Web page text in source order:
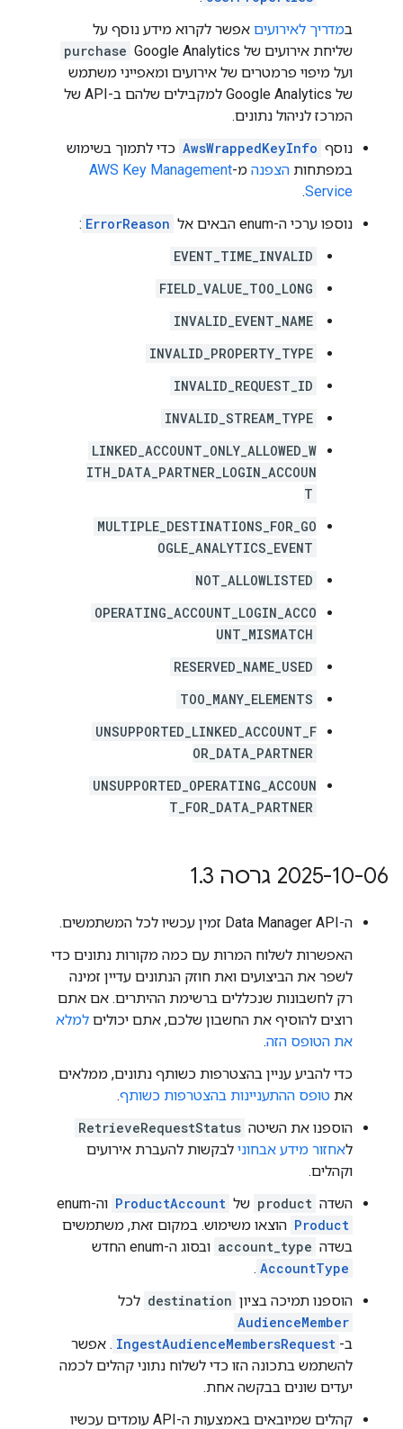
במדריך לאירועים אפשר לקרוא מידע נוסף על
שליחת אירועים של Google Analytics
purchase
ועל מיפוי פרמטרים של אירועים ומאפייני משתמש
של Google Analytics למקבילים שלהם ב-API של
המרכז לניהול נתונים.
נוסף AwsWrappedKeyInfo כדי לתמוך בשימוש
במפתחות הצפנה מ-AWS Key Management
Service
.
נוספו ערכי ה-enum הבאים אל
ErrorReason
:
EVENT_TIME_INVALID
FIELD_VALUE_TOO_LONG
INVALID_EVENT_NAME
INVALID_PROPERTY_TYPE
INVALID_REQUEST_ID
INVALID_STREAM_TYPE
LINKED_ACCOUNT_ONLY_ALLOWED_W
ITH_DATA_PARTNER_LOGIN_ACCOUN
T
MULTIPLE_DESTINATIONS_FOR_GO
OGLE_ANALYTICS_EVENT
NOT_ALLOWLISTED
OPERATING_ACCOUNT_LOGIN_ACCO
UNT_MISMATCH
RESERVED_NAME_USED
TOO_MANY_ELEMENTS
UNSUPPORTED_LINKED_ACCOUNT_F
OR_DATA_PARTNER
UNSUPPORTED_OPERATING_ACCOUN
T_FOR_DATA_PARTNER
‫2025-10-06 גרסה 1 .3
ה-Data Manager API זמין עכשיו לכל המשתמשים.
האפשרות לשלוח המרות עם כמה מקורות נתונים כדי
לשפר את הביצועים ואת חוזק הנתונים עדיין זמינה
רק לחשבונות שנכללים ברשימת ההיתרים. אם אתם
רוצים להוסיף את החשבון שלכם, אתם יכולים למלא
את הטופס הזה.
כדי להביע עניין בהצטרפות כשותף נתונים, ממלאים
את טופס ההתעניינות בהצטרפות כשותף.
הוספנו את השיטה RetrieveRequestStatus
לאחזור מידע אבחוני לבקשות להעברת אירועים
וקהלים.
השדה product של ProductAccount וה-enum‏
Product הוצאו משימוש. במקום זאת, משתמשים
בשדה account_type ובסוג ה-enum החדש
AccountType
.
הוספנו תמיכה בציון destination לכל
AudienceMember
ב- IngestAudienceMembersRequest . אפשר
להשתמש בתכונה הזו כדי לשלוח נתוני קהלים לכמה
יעדים שונים בבקשה אחת.
קהלים שמיובאים באמצעות ה-API עומדים עכשיו